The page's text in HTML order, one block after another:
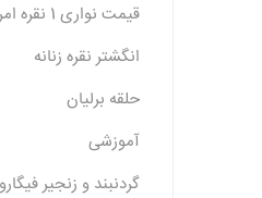
قیمت نواری 1 نقره امروز
انگشتر نقره زنانه
حلقه برلیان
آموزشی
گردنبند و زنجیر فیگارو